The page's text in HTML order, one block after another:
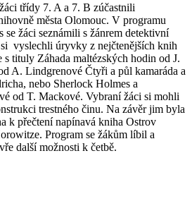
třídy 7. A a 7. B zúčastnili
města Olomouc. V programu
se žáci seznámili s žánrem detektivní
vyslechli úryvky z nejčtenějších knih
s tituly Záhada maltézských hodin od J.
A. Lindgrenové Čtyři a půl kamaráda a
nebo Sherlock Holmes a
od T. Mackové. Vybraní žáci si mohli
trestného činu. Na závěr jim byla
k přečtení napínavá kniha Ostrov
Program se žákům líbil a
další možnosti k četbě.